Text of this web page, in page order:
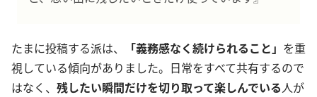
たまに投稿する派は、 「義務感なく続けられること」 を重
視している傾向がありました。日常をすべて共有するので
はなく、 残したい瞬間だけを切り取って楽しんでいる人が